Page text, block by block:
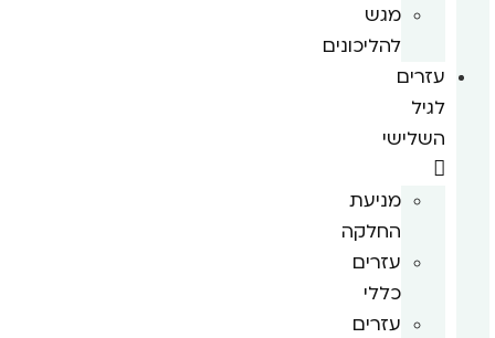
מגש
להליכונים
עזרים
לגיל
השלישי
מניעת
החלקה
עזרים
כללי
עזרים